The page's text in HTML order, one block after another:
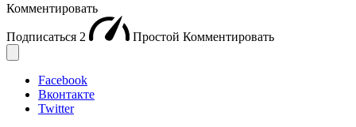
Комментировать
Подписаться 2 Простой Комментировать
Facebook
Вконтакте
Twitter